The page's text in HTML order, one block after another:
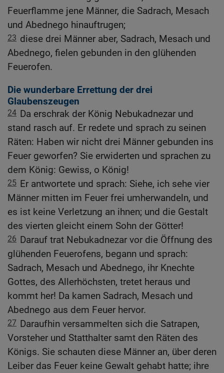
Feuerflamme jene Männer, die Sadrach, Mesach
und Abednego hinauftrugen;
23 diese drei Männer aber, Sadrach, Mesach und
Abednego, fielen gebunden in den glühenden
Feuerofen.
Die wunderbare Errettung der drei
Glaubenszeugen
24 Da erschrak der König Nebukadnezar und
stand rasch auf. Er redete und sprach zu seinen
Räten: Haben wir nicht drei Männer gebunden ins
Feuer geworfen? Sie erwiderten und sprachen zu
dem König: Gewiss, o König!
25 Er antwortete und sprach: Siehe, ich sehe vier
Männer mitten im Feuer frei umherwandeln, und
es ist keine Verletzung an ihnen; und die Gestalt
des vierten gleicht einem Sohn der Götter!
26 Darauf trat Nebukadnezar vor die Öffnung des
glühenden Feuerofens, begann und sprach:
Sadrach, Mesach und Abednego, ihr Knechte
Gottes, des Allerhöchsten, tretet heraus und
kommt her! Da kamen Sadrach, Mesach und
Abednego aus dem Feuer hervor.
27 Daraufhin versammelten sich die Satrapen,
Vorsteher und Statthalter samt den Räten des
Königs. Sie schauten diese Männer an, über deren
Leiber das Feuer keine Gewalt gehabt hatte; ihre